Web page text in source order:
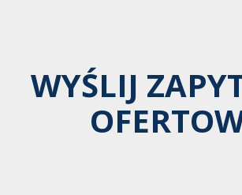
WYŚLIJ